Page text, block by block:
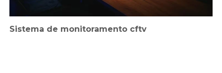
Sistema de monitoramento cftv